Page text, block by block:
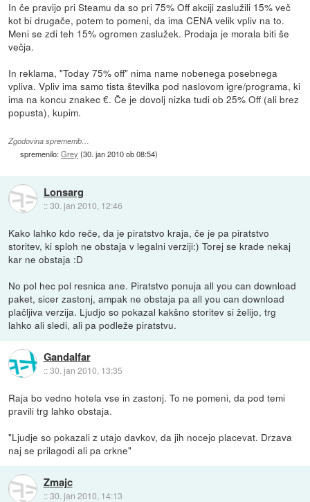
In če pravijo pri Steamu da so pri 75% Off akciji zaslužili 15% več
kot bi drugače, potem to pomeni, da ima CENA velik vpliv na to.
Meni se zdi teh 15% ogromen zaslužek. Prodaja je morala biti še
večja.
In reklama, "Today 75% off" nima name nobenega posebnega
vpliva. Vpliv ima samo tista številka pod naslovom igre/programa, ki
ima na koncu znakec €. Če je dovolj nizka tudi ob 25% Off (ali brez
popusta), kupim.
Zgodovina sprememb…
spremenilo:Grey (30. jan 2010 ob 08:54)
Lonsarg
::30. jan 2010, 12:46
Kako lahko kdo reče, da je piratstvo kraja, če je pa piratstvo
storitev, ki sploh ne obstaja v legalni verziji:) Torej se krade nekaj
kar ne obstaja :D
No pol hec pol resnica ane. Piratstvo ponuja all you can download
paket, sicer zastonj, ampak ne obstaja pa all you can download
plačljiva verzija. Ljudjo so pokazal kakšno storitev si želijo, trg
lahko ali sledi, ali pa podleže piratstvu.
Gandalfar
::30. jan 2010, 13:35
Raja bo vedno hotela vse in zastonj. To ne pomeni, da pod temi
pravili trg lahko obstaja.
"Ljudje so pokazali z utajo davkov, da jih nocejo placevat. Drzava
naj se prilagodi ali pa crkne"
Zmajc
::30. jan 2010, 14:13